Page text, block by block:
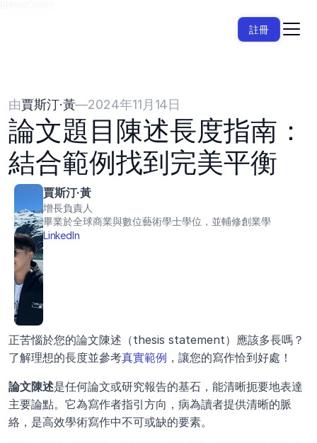
註冊
由賈斯汀·黃—2024年11月14日
論文題目陳述長度指南：
結合範例找到完美平衡
賈斯汀·黃
增長負責人
畢業於全球商業與數位藝術學士學位，並輔修創業學
LinkedIn
正苦惱於您的論文陳述（thesis statement）應該多長嗎？
了解理想的長度並參考真實範例 ，讓您的寫作恰到好處！
論文陳述是任何論文或研究報告的基石，能清晰扼要地表達
主要論點。它為寫作者指引方向，病為讀者提供清晰的脈
絡，是高效學術寫作中不可或缺的要素。